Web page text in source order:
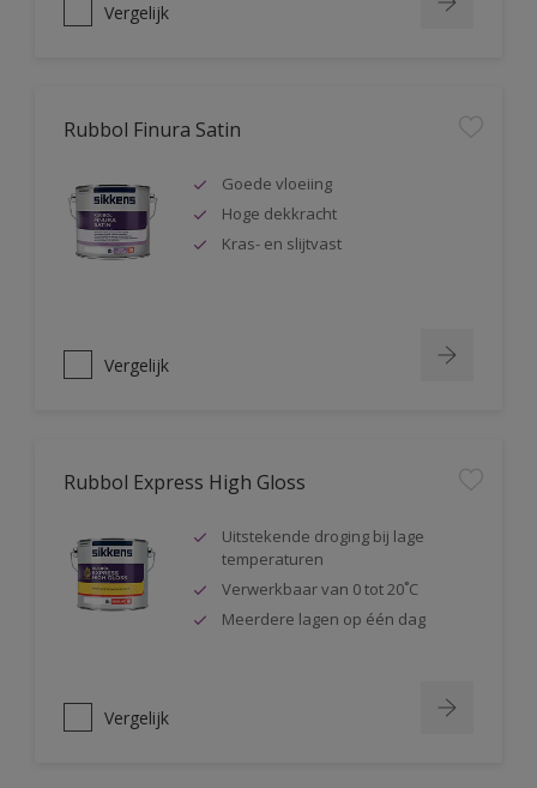
Vergelijk
Rubbol Finura Satin
Goede vloeiing
Hoge dekkracht
Kras- en slijtvast
Vergelijk
Rubbol Express High Gloss
Uitstekende droging bij lage
temperaturen
Verwerkbaar van 0 tot 20˚C
Meerdere lagen op één dag
Vergelijk